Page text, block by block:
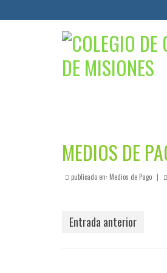
MEDIOS DE
publicado en: Medios de Pago |
Entrada anterior